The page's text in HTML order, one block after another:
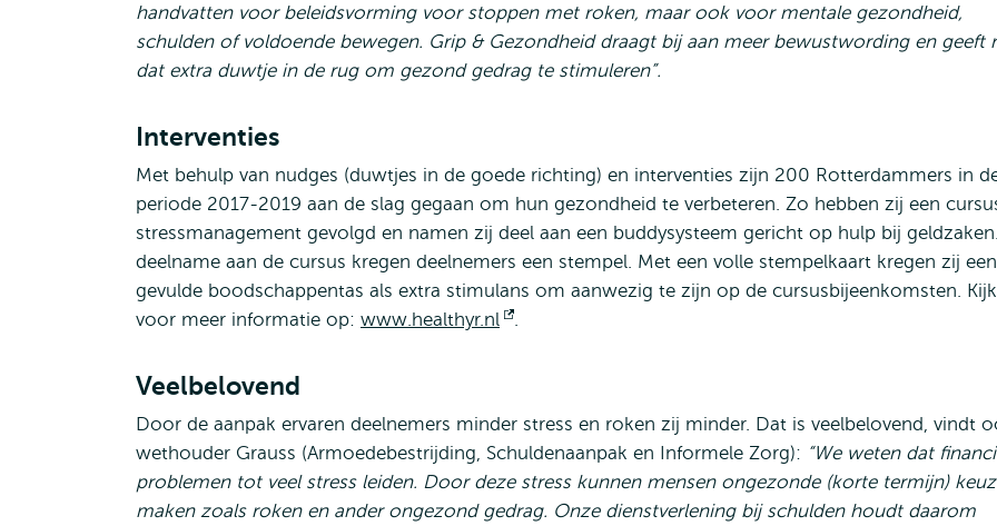
handvatten voor beleidsvorming voor stoppen met roken, maar ook voor mentale gezondheid,
schulden of voldoende bewegen. Grip & Gezondheid draagt bij aan meer bewustwording en geeft
dat extra duwtje in de rug om gezond gedrag te stimuleren”.
Interventies
Met behulp van nudges (duwtjes in de goede richting) en interventies zijn 200 Rotterdammers in
periode 2017-2019 aan de slag gegaan om hun gezondheid te verbeteren. Zo hebben zij een
stressmanagement gevolgd en namen zij deel aan een buddysysteem gericht op hulp bij
deelname aan de cursus kregen deelnemers een stempel. Met een volle stempelkaart kregen zij een
gevulde boodschappentas als extra stimulans om aanwezig te zijn op de cursusbijeenkomsten. Kijk
voor meer informatie op: www.healthyr.nl
Opent
.
Veelbelovend
Door de aanpak ervaren deelnemers minder stress en roken zij minder. Dat is veelbelovend, vindt
wethouder Grauss (Armoedebestrijding, Schuldenaanpak en Informele Zorg): “We weten dat
problemen tot veel stress leiden. Door deze stress kunnen mensen ongezonde (korte termijn)
maken zoals roken en ander ongezond gedrag. Onze dienstverlening bij schulden houdt daarom